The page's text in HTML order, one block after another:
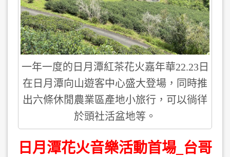
一年一度的日月潭紅茶花火嘉年華22.23日
在日月潭向山遊客中心盛大登場，同時推
出六條休閒農業區產地小旅行，可以徜徉
於頭社活盆地等。
日月潭花火音樂活動首場_台哥